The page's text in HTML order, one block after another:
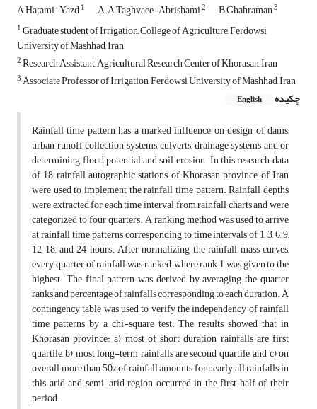
A Hatami-Yazd1 A.A Taghvaee-Abrishami2 B Ghahraman3
1Graduate student of Irrigation, College of Agriculture, Ferdowsi
University of Mashhad, Iran
2Research Assistant, Agricultural Research Center of Khorasan, Iran
3Associate Professor of Irrigation, Ferdowsi University of Mashhad, Iran
چکیده
English
Rainfall time pattern has a marked influence on design of dams,
urban runoff collection systems, culverts, drainage systems and or
determining, flood potential and soil erosion. In this research, data
of 18 rainfall autographic stations of Khorasan province of Iran
were used to implement the rainfall time pattern. Rainfall depths
were extracted for each time interval from rainfall charts and were
categorized to four quarters. A ranking method was used to arrive
at rainfall time patterns corresponding to time intervals of 1, 3, 6, 9,
12, 18, and 24 hours. After normalizing the rainfall mass curves,
every quarter of rainfall was ranked, where rank 1 was given to the
highest. The final pattern was derived by averaging the quarter
ranks and percentage of rainfalls corresponding to each duration. A
contingency table was used to verify the independency of rainfall
time patterns by a chi-square test. The results showed that in
Khorasan province: a) most of short duration rainfalls are first
quartile, b) most long-term rainfalls are second quartile, and c) on
overall more than 50% of rainfall amounts for nearly all rainfalls in
this arid and semi-arid region occurred in the first half of their
period.